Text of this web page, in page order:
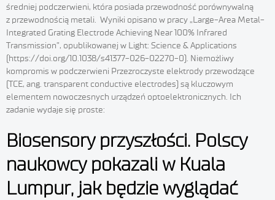
średniej podczerwieni, która posiada przewodność porównywalną
z przewodnością metali. Wyniki opisano w pracy „Large-Area Metal-
Integrated Grating Electrode Achieving Near 100% Infrared
Transmission”, opublikowanej w Light: Science & Applications
(https://doi.org/10.1038/s41377-026-02270-0). Niemożliwy
kompromis w podczerwieni Przezroczyste elektrody przewodzące
(TCE, ang. transparent conductive electrodes) są kluczowym
elementem nowoczesnych urządzeń optoelektronicznych. Ich
zadanie wydaje się proste:
Biosensory przyszłości. Polscy
naukowcy pokazali w Kuala
Lumpur, jak będzie wyglądać